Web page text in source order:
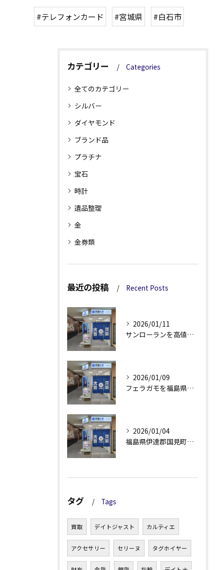
#テレフォンカード #宮城県 #白石市
カテゴリー Categories
全てのカテゴリー
シルバー
ダイヤモンド
ブランド品
プラチナ
宝石
時計
遺品整理
金
金券類
最近の投稿 Recent Posts
2026/01/11
サンローランを高値で売るための買取活用術と査定額アップのコツ解説
2026/01/09
フェラガモを福島県伊達郡国見町で高く買取してもらう秘訣を徹底解説
2026/01/04
福島県伊達郡国見町でバーバリー買取を利用する際のポイントと注意点
タグ Tags
買取 デイトジャスト カルティエ
アクセサリー セリーヌ タグホイヤー